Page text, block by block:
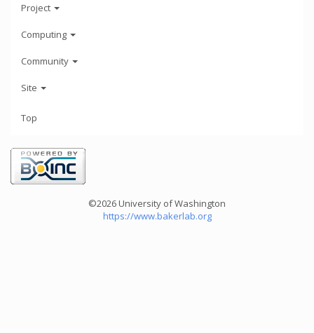
Project
Computing
Community
Site
Top
©2026 University of Washington
https://www.bakerlab.org